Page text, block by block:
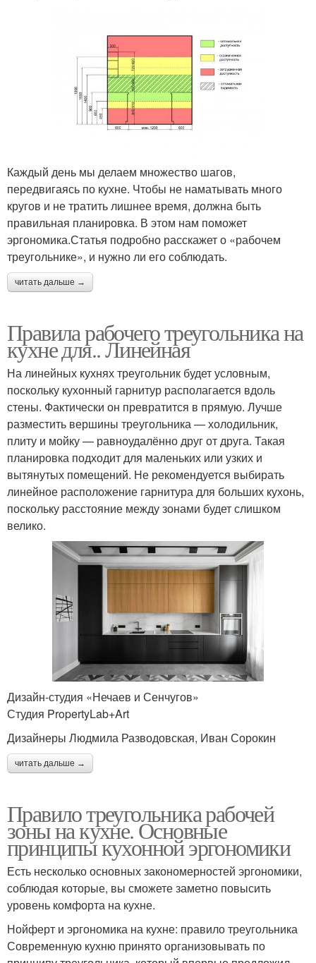
Каждый день мы делаем множество шагов,
передвигаясь по кухне. Чтобы не наматывать много
кругов и не тратить лишнее время, должна быть
правильная планировка. В этом нам поможет
эргономика.Статья подробно расскажет о «рабочем
треугольнике», и нужно ли его соблюдать.
читать дальше →
Правила рабочего треугольника на
кухне для.. Линейная
На линейных кухнях треугольник будет условным,
поскольку кухонный гарнитур располагается вдоль
стены. Фактически он превратится в прямую. Лучше
разместить вершины треугольника — холодильник,
плиту и мойку — равноудалённо друг от друга. Такая
планировка подходит для маленьких или узких и
вытянутых помещений. Не рекомендуется выбирать
линейное расположение гарнитура для больших кухонь,
поскольку расстояние между зонами будет слишком
велико.
Дизайн-студия «Нечаев и Сенчугов»
Студия PropertyLab+Art
Дизайнеры Людмила Разводовская, Иван Сорокин
читать дальше →
Правило треугольника рабочей
зоны на кухне. Основные
принципы кухонной эргономики
Есть несколько основных закономерностей эргономики,
соблюдая которые, вы сможете заметно повысить
уровень комфорта на кухне.
Нойферт и эргономика на кухне: правило треугольника
Современную кухню принято организовывать по